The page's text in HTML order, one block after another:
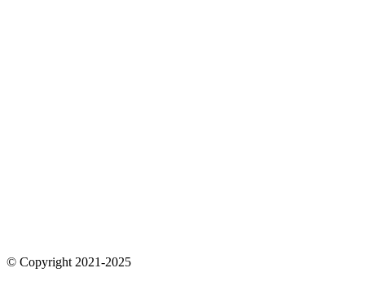
© Copyright 2021-2025